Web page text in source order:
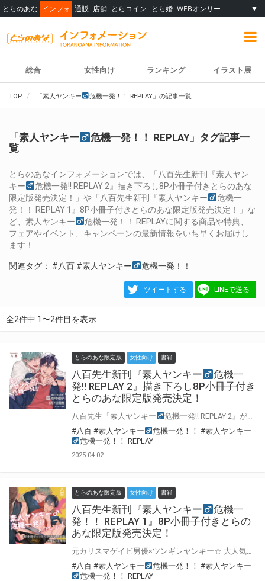
とらのあな インフォ 通販 店舗 とらコイン とら婚 WEBオンリー ▼
総合 女性向け ランキング イラスト展
TOP 「素人ヤンキー 危機一発！！ REPLAY」の記事一覧
「素人ヤンキー
危機一発！！ REPLAY」タグ記事一
覧
とらのあなインフォメーションでは、「八百先生新刊『素人ヤン
キー
危機一発!! REPLAY 2』描き下ろし8P小冊子付きとらのあな
限定版発売決定！」や「八百先生新刊『素人ヤンキー
危機一
発！！ REPLAY 1』8P小冊子付きとらのあな限定版発売決定！」な
ど、素人ヤンキー
危機一発！！ REPLAYに関する商品や特典、
フェアやイベント、キャンペーンの最新情報をいち早くお届けし
ます！
関連タグ： #八百 #素人ヤンキー 危機一発！！
ツイートする LINEで送る
全2件中 1〜2件目を表示
とらのあな限定版 女性向け 書籍
八百先生新刊『素人ヤンキー
危機一
発!! REPLAY 2』描き下ろし8P小冊子付き
とらのあな限定版発売決定！
八百先生『素人ヤンキー
危機一発!! REPLAY 2』が5月7日に発売決定！ とらのあなでは刊行を記念して描き下ろし8P小冊子付きとらのあな限定版を発売致します！ 池袋店・通販にて予約開始！とらのあな限定版は数量限定生産となりますので、お早めにご予約下さい！
#八百 #素人ヤンキー 危機一発！！ #素人ヤンキー
危機一発！！ REPLAY
2025.04.02
とらのあな限定版 女性向け 書籍
八百先生新刊『素人ヤンキー
危機一
発！！ REPLAY 1』8P小冊子付きとらの
あな限定版発売決定！
#八百 #素人ヤンキー 危機一発！！ #素人ヤンキー
危機一発！！ REPLAY